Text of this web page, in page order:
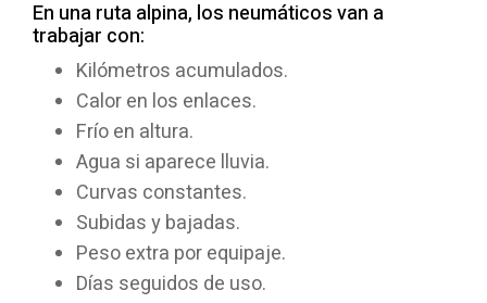
En una ruta alpina, los neumáticos van a
trabajar con:
Kilómetros acumulados.
Calor en los enlaces.
Frío en altura.
Agua si aparece lluvia.
Curvas constantes.
Subidas y bajadas.
Peso extra por equipaje.
Días seguidos de uso.